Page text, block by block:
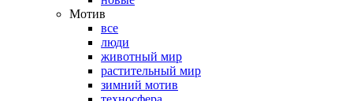
Мотив
все
люди
животный мир
растительный мир
зимний мотив